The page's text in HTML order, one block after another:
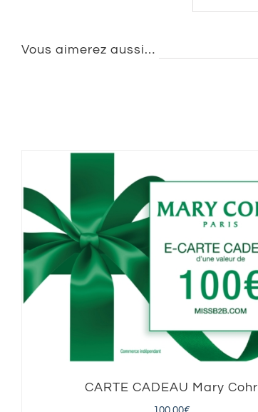
Vous aimerez aussi…
CARTE CADEAU Mary Cohr